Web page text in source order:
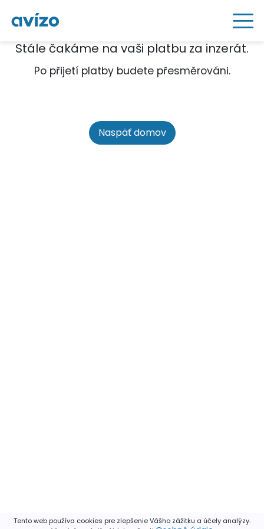
Tento web používa cookies pre zlepšenie Vášho zážitku a účely analýzy.
Stále čakáme na vaši platbu za inzerát.
Po přijetí platby budete přesměrováni.
Naspäť domov